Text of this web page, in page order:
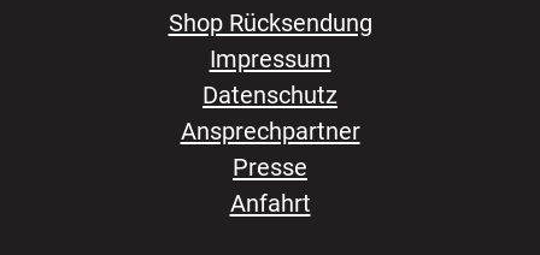
Shop Rücksendung
Impressum
Datenschutz
Ansprechpartner
Presse
Anfahrt